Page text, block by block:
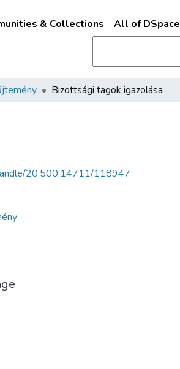
& Collections All of DSpace
Bizottsági tagok igazolása
20.500.14711/118947